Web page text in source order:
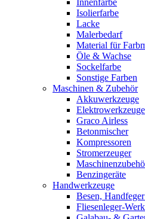
Innenfarbe
Isolierfarbe
Lacke
Malerbedarf
Material für
Öle & Wachse
Sockelfarbe
Sonstige Farben
Maschinen & Zubehör
Akkuwerkzeuge
Elektrowerkzeuge
Graco Airless
Betonmischer
Kompressoren
Stromerzeuger
Benzingeräte
Handwerkzeuge
Besen,
Fliesenleger-